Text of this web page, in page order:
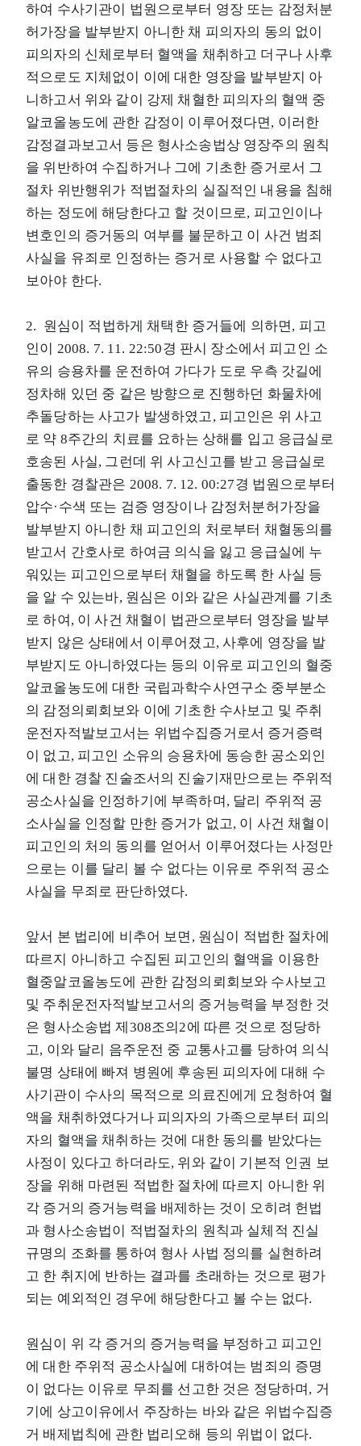
하여 수사기관이 법원으로부터 영장 또는 감정처분
허가장을 발부받지 아니한 채 피의자의 동의 없이
피의자의 신체로부터 혈액을 채취하고 더구나 사후
적으로도 지체없이 이에 대한 영장을 발부받지 아
니하고서 위와 같이 강제 채혈한 피의자의 혈액 중
알코올농도에 관한 감정이 이루어졌다면, 이러한
감정결과보고서 등은 형사소송법상 영장주의 원칙
을 위반하여 수집하거나 그에 기초한 증거로서 그
절차 위반행위가 적법절차의 실질적인 내용을 침해
하는 정도에 해당한다고 할 것이므로, 피고인이나
변호인의 증거동의 여부를 불문하고 이 사건 범죄
사실을 유죄로 인정하는 증거로 사용할 수 없다고
보아야 한다.
2. 원심이 적법하게 채택한 증거들에 의하면, 피고
인이 2008. 7. 11. 22:50경 판시 장소에서 피고인 소
유의 승용차를 운전하여 가다가 도로 우측 갓길에
정차해 있던 중 같은 방향으로 진행하던 화물차에
추돌당하는 사고가 발생하였고, 피고인은 위 사고
로 약 8주간의 치료를 요하는 상해를 입고 응급실로
호송된 사실, 그런데 위 사고신고를 받고 응급실로
출동한 경찰관은 2008. 7. 12. 00:27경 법원으로부터
압수·수색 또는 검증 영장이나 감정처분허가장을
발부받지 아니한 채 피고인의 처로부터 채혈동의를
받고서 간호사로 하여금 의식을 잃고 응급실에 누
워있는 피고인으로부터 채혈을 하도록 한 사실 등
을 알 수 있는바, 원심은 이와 같은 사실관계를 기초
로 하여, 이 사건 채혈이 법관으로부터 영장을 발부
받지 않은 상태에서 이루어졌고, 사후에 영장을 발
부받지도 아니하였다는 등의 이유로 피고인의 혈중
알코올농도에 대한 국립과학수사연구소 중부분소
의 감정의뢰회보와 이에 기초한 수사보고 및 주취
운전자적발보고서는 위법수집증거로서 증거증력
이 없고, 피고인 소유의 승용차에 동승한 공소외인
에 대한 경찰 진술조서의 진술기재만으로는 주위적
공소사실을 인정하기에 부족하며, 달리 주위적 공
소사실을 인정할 만한 증거가 없고, 이 사건 채혈이
피고인의 처의 동의를 얻어서 이루어졌다는 사정만
으로는 이를 달리 볼 수 없다는 이유로 주위적 공소
사실을 무죄로 판단하였다.
앞서 본 법리에 비추어 보면, 원심이 적법한 절차에
따르지 아니하고 수집된 피고인의 혈액을 이용한
혈중알코올농도에 관한 감정의뢰회보와 수사보고
및 주취운전자적발보고서의 증거능력을 부정한 것
은 형사소송법 제308조의2에 따른 것으로 정당하
고, 이와 달리 음주운전 중 교통사고를 당하여 의식
불명 상태에 빠져 병원에 후송된 피의자에 대해 수
사기관이 수사의 목적으로 의료진에게 요청하여 혈
액을 채취하였다거나 피의자의 가족으로부터 피의
자의 혈액을 채취하는 것에 대한 동의를 받았다는
사정이 있다고 하더라도, 위와 같이 기본적 인권 보
장을 위해 마련된 적법한 절차에 따르지 아니한 위
각 증거의 증거능력을 배제하는 것이 오히려 헌법
과 형사소송법이 적법절차의 원칙과 실체적 진실
규명의 조화를 통하여 형사 사법 정의를 실현하려
고 한 취지에 반하는 결과를 초래하는 것으로 평가
되는 예외적인 경우에 해당한다고 볼 수는 없다.
원심이 위 각 증거의 증거능력을 부정하고 피고인
에 대한 주위적 공소사실에 대하여는 범죄의 증명
이 없다는 이유로 무죄를 선고한 것은 정당하며, 거
기에 상고이유에서 주장하는 바와 같은 위법수집증
거 배제법칙에 관한 법리오해 등의 위법이 없다.